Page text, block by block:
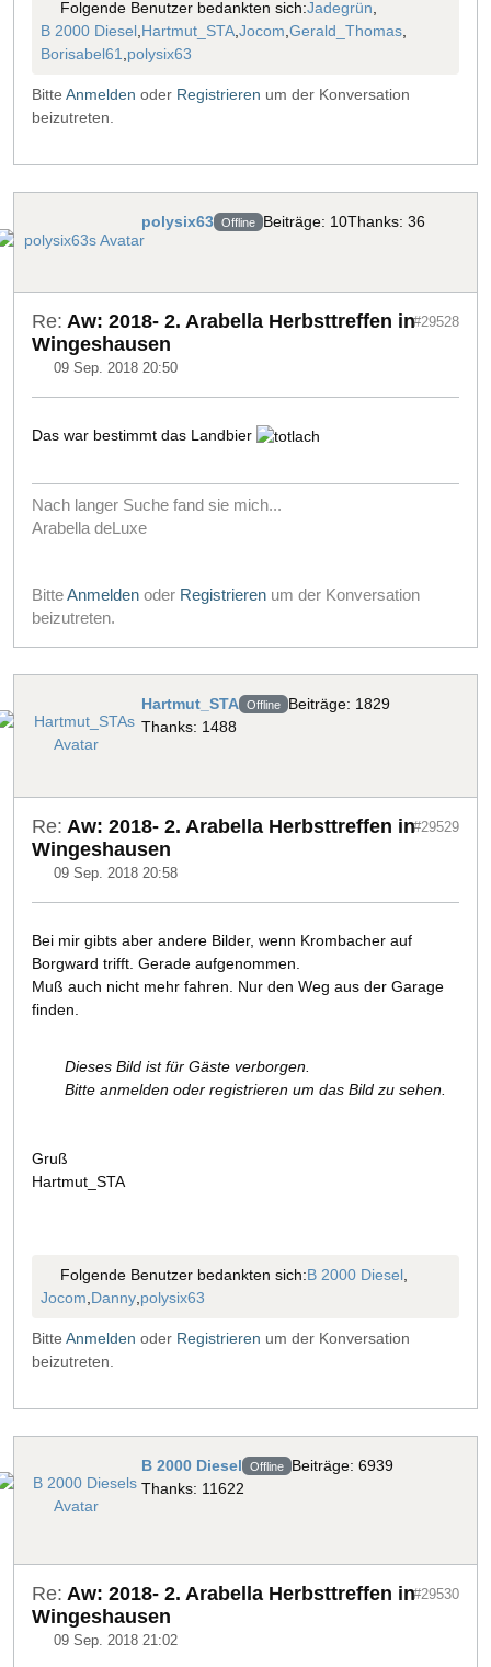
Folgende Benutzer bedankten sich:Jadegrün
B 2000 Diesel Hartmut_STA Jocom Gerald_Thomas
Borisabel61 polysix63
Bitte Anmelden oder Registrieren um der Konversation
beizutreten.
polysix63 Offline Beiträge: 10Thanks: 36
Re: Aw: 2018- 2. Arabella Herbsttreffen in
Wingeshausen
09 Sep. 2018 20:50
#29528
Das war bestimmt das Landbier
Nach langer Suche fand sie mich...
Arabella deLuxe
BitteAnmelden oder Registrieren um der Konversation
beizutreten.
Hartmut_STA Offline Beiträge: 1829
Thanks: 1488
Re: Aw: 2018- 2. Arabella Herbsttreffen in
Wingeshausen
09 Sep. 2018 20:58
#29529
Bei mir gibts aber andere Bilder, wenn Krombacher auf
Borgward trifft. Gerade aufgenommen.
Muß auch nicht mehr fahren. Nur den Weg aus der Garage
finden.
Dieses Bild ist für Gäste verborgen.
Bitte anmelden oder registrieren um das Bild zu sehen.
Gruß
Hartmut_STA
Folgende Benutzer bedankten sich:B 2000 Diesel,
Jocom Danny polysix63
Bitte Anmelden oder Registrieren um der Konversation
beizutreten.
B 2000 Diesel Offline Beiträge: 6939
Thanks: 11622
Re: Aw: 2018- 2. Arabella Herbsttreffen in
Wingeshausen
09 Sep. 2018 21:02
#29530